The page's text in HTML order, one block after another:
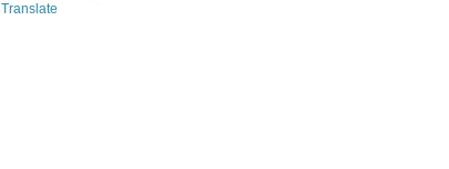
Translate